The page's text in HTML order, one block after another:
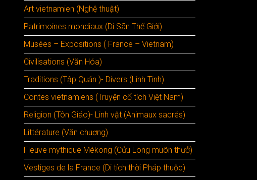
Art vietnamien (Nghệ thuật)
Patrimoines mondiaux (Di Sãn Thế Giới)
Musées – Expositions ( France – Vietnam)
Civilisations (Văn Hóa)
Traditions (Tập Quán )- Divers (Linh Tinh)
Contes vietnamiens (Truyện cổ tích Việt Nam)
Religion (Tôn Giáo)- Linh vật (Animaux sacrés)
Littérature (Văn chuơng)
Fleuve mythique Mékong (Cửu Long muôn thưở)
Vestiges de la France (Di tích thời Pháp thuộc)